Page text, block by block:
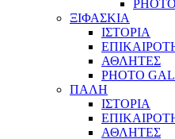
ΞΙΦΑΣΚΙΑ
ΙΣΤΟΡΙΑ
ΑΘΛΗΤΕΣ
PHOTO
ΠΑΛΗ
ΙΣΤΟΡΙΑ
ΑΘΛΗΤΕΣ